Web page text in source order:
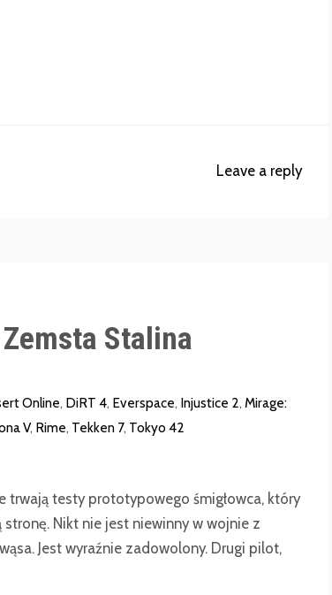
Leave a reply
Stalina
Online, DiRT 4, Everspace, Injustice 2, Mirage:
V, Rime, Tekken 7, Tokyo 42
trwają testy prototypowego śmigłowca, który
Nikt nie jest niewinny w wojnie z
Jest wyraźnie zadowolony. Drugi pilot,